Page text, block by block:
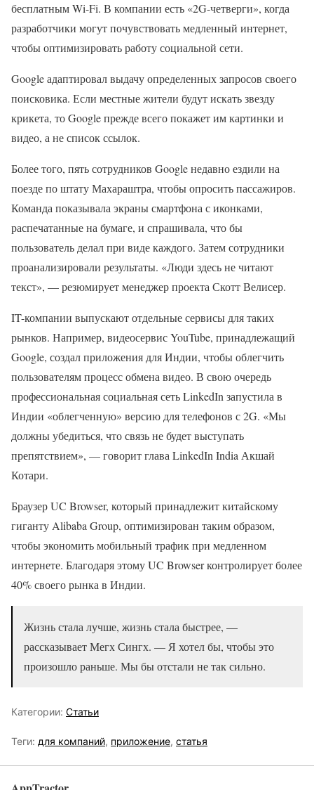
бесплатным Wi-Fi. В компании есть «2G-четверги», когда
разработчики могут почувствовать медленный интернет,
чтобы оптимизировать работу социальной сети.
Google адаптировал выдачу определенных запросов своего
поисковика. Если местные жители будут искать звезду
крикета, то Google прежде всего покажет им картинки и
видео, а не список ссылок.
Более того, пять сотрудников Google недавно ездили на
поезде по штату Махараштра, чтобы опросить пассажиров.
Команда показывала экраны смартфона с иконками,
распечатанные на бумаге, и спрашивала, что бы
пользователь делал при виде каждого. Затем сотрудники
проанализировали результаты. «Люди здесь не читают
текст», — резюмирует менеджер проекта Скотт Велисер.
IT-компании выпускают отдельные сервисы для таких
рынков. Например, видеосервис YouTube, принадлежащий
Google, создал приложения для Индии, чтобы облегчить
пользователям процесс обмена видео. В свою очередь
профессиональная социальная сеть LinkedIn запустила в
Индии «облегченную» версию для телефонов с 2G. «Мы
должны убедиться, что связь не будет выступать
препятствием», — говорит глава LinkedIn India Акшай
Котари.
Браузер UC Browser, который принадлежит китайскому
гиганту Alibaba Group, оптимизирован таким образом,
чтобы экономить мобильный трафик при медленном
интернете. Благодаря этому UC Browser контролирует более
40% своего рынка в Индии.
Жизнь стала лучше, жизнь стала быстрее, —
рассказывает Мегх Сингх. — Я хотел бы, чтобы это
произошло раньше. Мы бы отстали не так сильно.
Категории: Статьи
Теги: для компаний, приложение, статья